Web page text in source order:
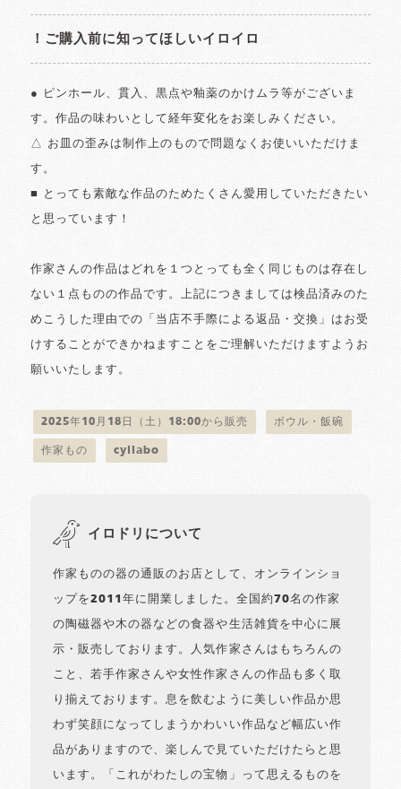
！ご購入前に知ってほしいイロイロ
● ピンホール、貫入、黒点や釉薬のかけムラ等がございま
す。作品の味わいとして経年変化をお楽しみください。
△ お皿の歪みは制作上のもので問題なくお使いいただけま
す。
■ とっても素敵な作品のためたくさん愛用していただきたい
と思っています！
作家さんの作品はどれを１つとっても全く同じものは存在し
ない１点ものの作品です。上記につきましては検品済みのた
めこうした理由での「当店不手際による返品・交換」はお受
けすることができかねますことをご理解いただけますようお
願いいたします。
2025年10月18日（土）18:00から販売 ボウル・飯碗
作家もの cyilabo
イロドリについて
作家ものの器の通販のお店として、オンラインショ
ップを2011年に開業しました。全国約70名の作家
の陶磁器や木の器などの食器や生活雑貨を中心に展
示・販売しております。人気作家さんはもちろんの
こと、若手作家さんや女性作家さんの作品も多く取
り揃えております。息を飲むように美しい作品か思
わず笑顔になってしまうかわいい作品など幅広い作
品がありますので、楽しんで見ていただけたらと思
います。「これがわたしの宝物」って思えるものを